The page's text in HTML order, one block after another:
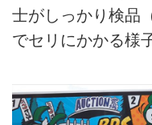
士がしっかり検品
でセリにかかる様